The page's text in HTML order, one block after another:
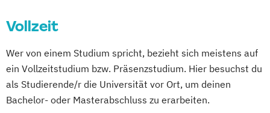
Villingen-Schwenningen
Würzburg
Gerontopsychiatrische Pflege
Fachkrankenpflege
Palliative Care
Pflege- und Sozialmanager
Pflegefachkraft in der Palliativversorgung
Vollzeit
Wer von einem Studium spricht, bezieht sich meistens auf
ein Vollzeitstudium bzw. Präsenzstudium. Hier besuchst du
als Studierende/r die Universität vor Ort, um deinen
Bachelor- oder Masterabschluss zu erarbeiten.